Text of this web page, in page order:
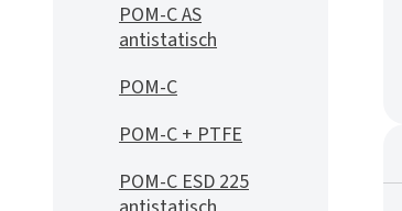
POM-C AS
antistatisch
POM-C
POM-C + PTFE
POM-C ESD 225